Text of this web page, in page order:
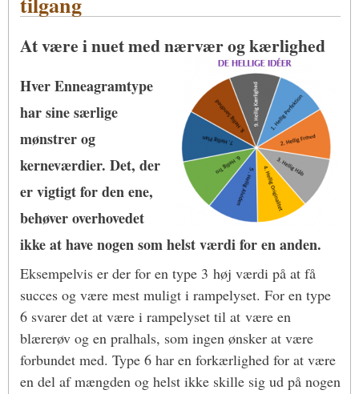
At være i nuet med nærvær og kærlighed
Hver Enneagramtype
har sine særlige
mønstrer og
kerneværdier. Det, der
er vigtigt for den ene,
behøver overhovedet
ikke at have nogen som helst værdi for en anden.
Eksempelvis er der for en type 3 høj værdi på at få
succes og være mest muligt i rampelyset. For en type
6 svarer det at være i rampelyset til at være en
blærerøv og en pralhals, som ingen ønsker at være
forbundet med. Type 6 har en forkærlighed for at være
en del af mængden og helst ikke skille sig ud på nogen